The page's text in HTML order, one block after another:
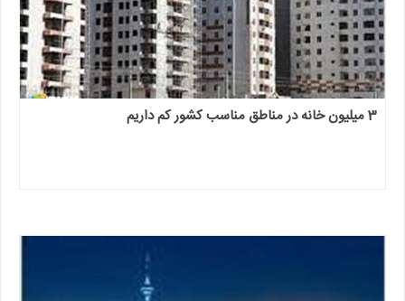
3 میلیون خانه در مناطق مناسب کشور کم داریم